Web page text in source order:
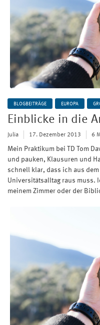
BLOGBEITRÄGE EUROPA
Einblicke in die
Julia 17. Dezember 2013 6
Mein Praktikum bei TD Tom
und pauken, Klausuren und
schnell klar, dass ich aus
Universitätsalltag raus muss.
meinem Zimmer oder der